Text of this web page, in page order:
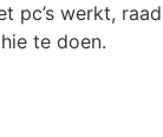
pc’s werkt,
te doen.